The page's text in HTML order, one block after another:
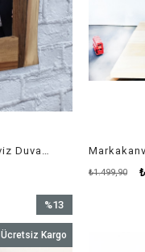
₺1.499,90
%13
İndirim
%13İndirim
Ücretsiz Kargo